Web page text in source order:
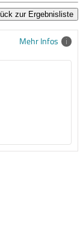
Mehr Infos